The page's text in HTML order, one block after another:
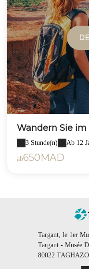
Wandern Sie
3 Stunde(n) Ab 12
ab650MAD
Targant, le 1er
Targant - Musée
80022